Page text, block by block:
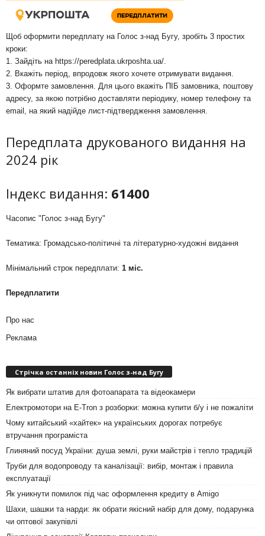
Щоб оформити передплату на Голос з-над Бугу, зробіть 3 простих
кроки:
1. Зайдіть на https://peredplata.ukrposhta.ua/
2. Вкажіть період, впродовж якого хочете отримувати видання.
3. Оформте замовлення. Для цього вкажіть ПІБ замовника, поштову
адресу, за якою потрібно доставляти періодику, номер телефону та
email, на який надійде лист-підтвердження замовлення.
Передплата друкованого видання на
2024 рік
Індекс видання: 61400
Часопис "Голос з-над Бугу"
Тематика: Громадсько-політичні та літературно-художні видання
Мінімальний строк передплати: 1 міс.
Передплатити
Про нас
Реклама
Стрічка останніх новин Голос з-над Бугу
Як вибрати штатив для фотоапарата та відеокамери
Електромотори на E-Tron з розборки: можна купити б/у і не пожаліти
Чому китайський «хайтек» на українських дорогах потребує
втручання програміста
Глиняний посуд України: душа землі, руки майстрів і тепло традицій
Труби для водопроводу та каналізації: вибір, монтаж і правила
експлуатації
Як уникнути помилок під час оформлення кредиту в Amigo
Шахи, шашки та нарди: як обрати якісний набір для дому, подарунка
чи оптової закупівлі